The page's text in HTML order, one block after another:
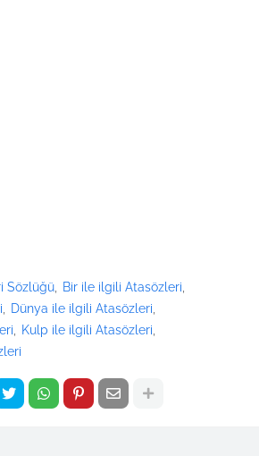
Sözlüğü
Bir ile ilgili Atasözleri
Dünya ile ilgili Atasözleri
Kulp ile ilgili Atasözleri